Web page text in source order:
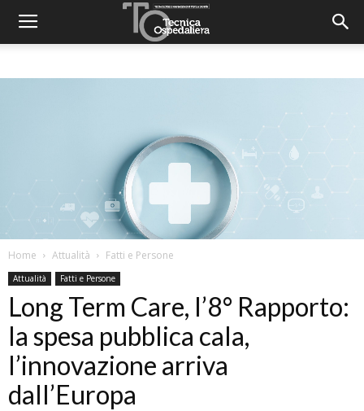
Home Attualità Fatti e Persone
Attualità Fatti e Persone
Long Term Care, l’8° Rapporto:
la spesa pubblica cala,
l’innovazione arriva
dall’Europa